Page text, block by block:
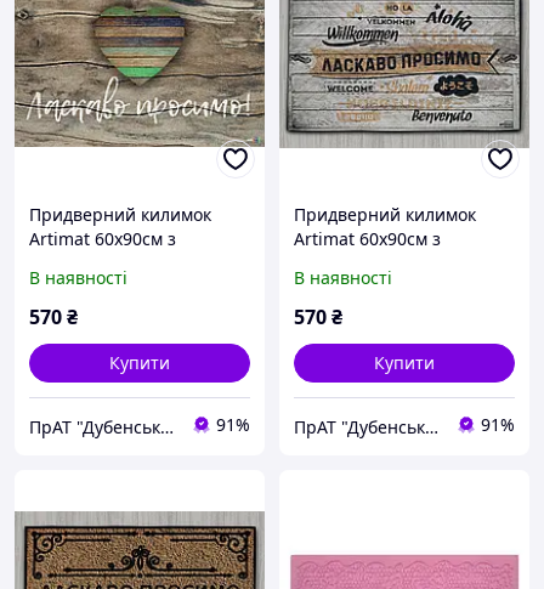
Придверний килимок
Artimat 60х90см з
основі К-603-34-1
В наявності
570₴
Купити
ПрАТ "Дубенський завод ГТВ" 91%
Придверний килимок
Artimat 60х90см з
основі К-603-36-1
В наявності
570₴
Купити
ПрАТ "Дубенський завод ГТВ" 91%